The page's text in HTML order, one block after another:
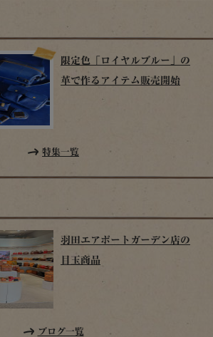
限定色「ロイヤルブルー」の
革で作るアイテム販売開始
特集一覧
羽田エアポートガーデン店の
目玉商品
ブログ一覧